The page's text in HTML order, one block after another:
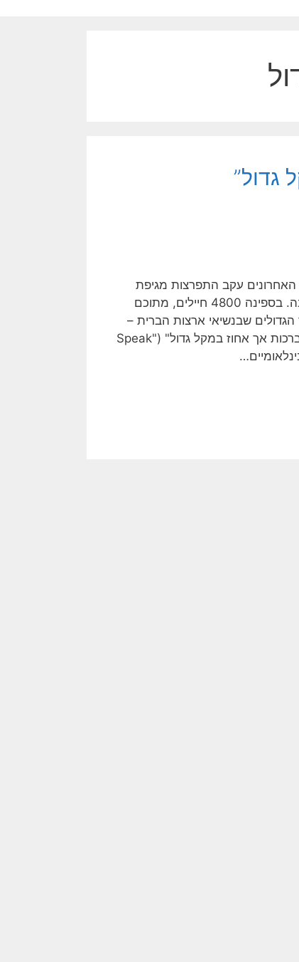
גדול”
האחרונים עקב התפרצות מגיפת
הקורונה והדחת הקברניט שלה, ברט קרוזייר, בגלל תלונותיו על מצבה. בספינה 4800 חיילים, מתוכם
הגדולים שבנשיאי ארצות הברית –
היה זה שטבע – בנאום במיניסוטה – את המשפט המפורסם, "דבר ברכות אך אחוז במקל גדול" ("Speak